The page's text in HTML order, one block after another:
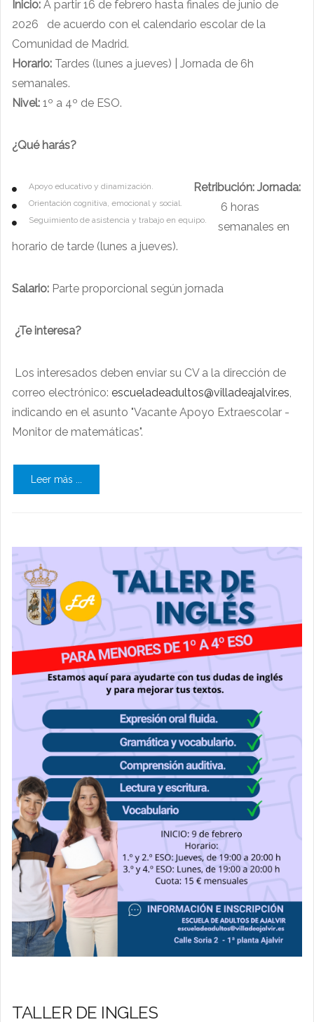
Inicio: A partir 16 de febrero hasta finales de junio de
2026 de acuerdo con el calendario escolar de la
Comunidad de Madrid.
Horario: Tardes (lunes a jueves) | Jornada de 6h
semanales.
Nivel: 1º a 4º de ESO.
¿Qué harás?
Apoyo educativo y dinamización.
Orientación cognitiva, emocional y social.
Seguimiento de asistencia y trabajo en equipo.
Retribución: Jornada:
6 horas
semanales en
horario de tarde (lunes a jueves).
Salario: Parte proporcional según jornada
¿Te interesa?
Los interesados deben enviar su CV a la dirección de
correo electrónico: escueladeadultos@villadeajalvir.es
indicando en el asunto "Vacante Apoyo Extraescolar -
Monitor de matemáticas".
Leer más ...
TALLER DE INGLES